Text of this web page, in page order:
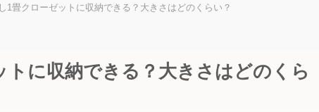
1畳クローゼットに収納できる？大きさはどのくらい？
に収納できる？大きさはどのくら